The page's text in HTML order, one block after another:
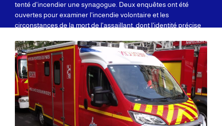
tenté d'incendier une synagogue. Deux enquêtes ont été
ouvertes pour examiner l'incendie volontaire et les
circonstances de la mort de l'assaillant, dont l'identité précise